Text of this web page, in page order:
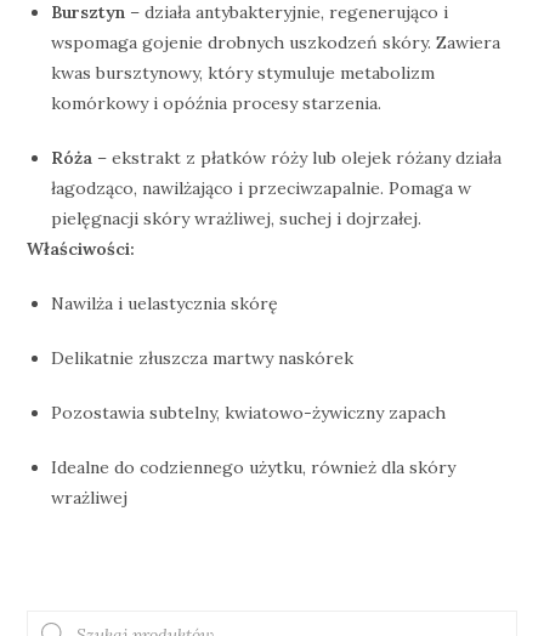
Bursztyn – działa antybakteryjnie, regenerująco i
wspomaga gojenie drobnych uszkodzeń skóry. Zawiera
kwas bursztynowy, który stymuluje metabolizm
komórkowy i opóźnia procesy starzenia.
Róża – ekstrakt z płatków róży lub olejek różany działa
łagodząco, nawilżająco i przeciwzapalnie. Pomaga w
pielęgnacji skóry wrażliwej, suchej i dojrzałej.
Właściwości:
Nawilża i uelastycznia skórę
Delikatnie złuszcza martwy naskórek
Pozostawia subtelny, kwiatowo-żywiczny zapach
Idealne do codziennego użytku, również dla skóry
wrażliwej